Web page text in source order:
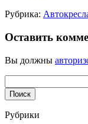
Рубрика:
Оставить
Вы должны
Рубрики